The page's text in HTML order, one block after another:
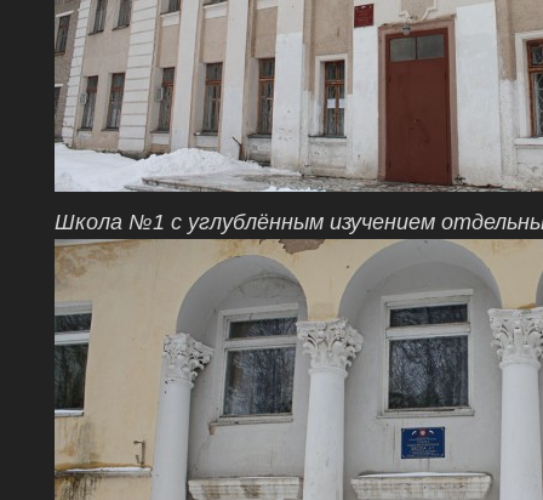
Школа №1 с углублённым изучением